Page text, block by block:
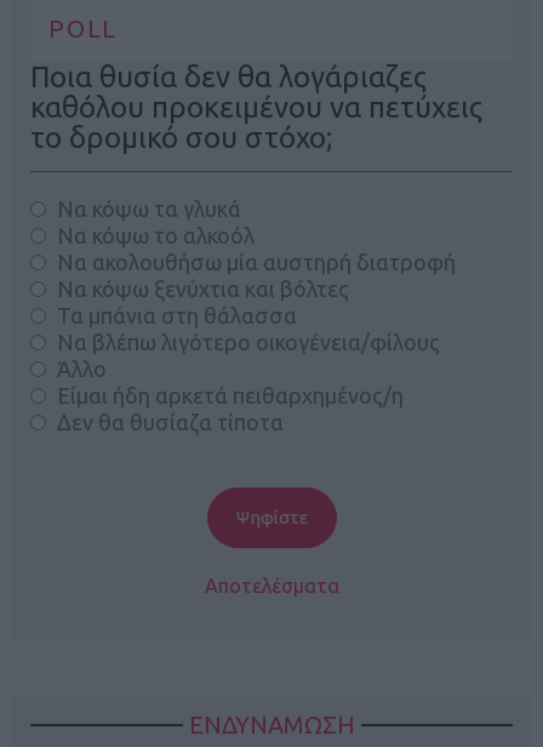
POLL
Ποια θυσία δεν θα λογάριαζες
καθόλου προκειμένου να πετύχεις
το δρομικό σου στόχο;
Να κόψω τα γλυκά
Να κόψω το αλκοόλ
Να ακολουθήσω μία αυστηρή διατροφή
Να κόψω ξενύχτια και βόλτες
Τα μπάνια στη θάλασσα
Να βλέπω λιγότερο οικογένεια/φίλους
Άλλο
Είμαι ήδη αρκετά πειθαρχημένος/η
Δεν θα θυσίαζα τίποτα
Αποτελέσματα
ΕΝΔΥΝΑΜΩΣΗ